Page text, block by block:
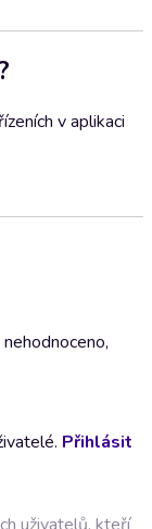
v aplikaci
Přihlásit